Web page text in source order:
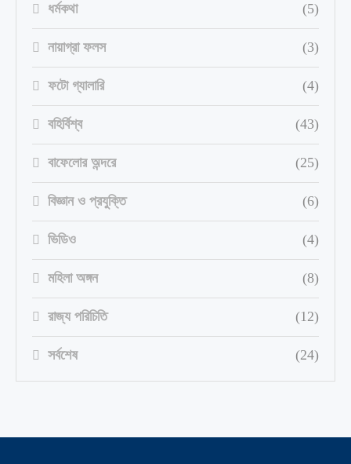
ধর্মকথা (5)
নায়াগ্রা ফলস (3)
ফটো গ্যালারি (4)
বহির্বিশ্ব (43)
বাফেলোর অন্দরে (25)
বিজ্ঞান ও প্রযুক্তি (6)
ভিডিও (4)
মহিলা অঙ্গন (8)
রাজ্য পরিচিতি (12)
সর্বশেষ (24)